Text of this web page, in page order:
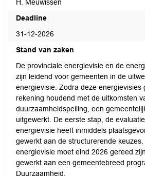
H. Meuwissen
Deadline
31-12-2026
Stand van zaken
De provinciale energievisie en de
zijn leidend voor gemeenten in de
energievisie. Zodra deze energievisies
rekening houdend met de uitkomsten
duurzaamheidspeiling, een
uitgewerkt. De eerste stap, de
energievisie heeft inmiddels
gewerkt aan de structurerende
energievisie moet eind 2026 gereed
gewerkt aan een gemeentebreed
Duurzaamheid.